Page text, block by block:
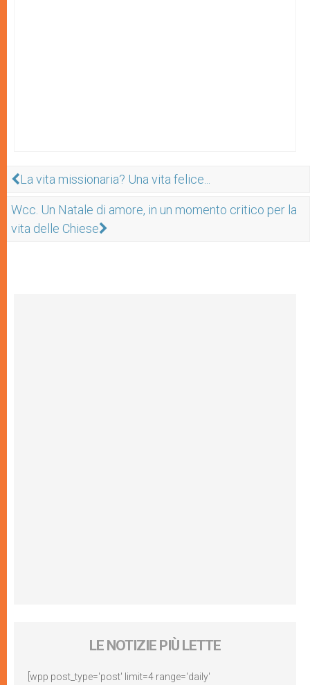
La vita missionaria? Una vita felice...
Wcc. Un Natale di amore, in un momento critico per la
vita delle Chiese
LE NOTIZIE PIÙ LETTE
[wpp post_type='post' limit=4 range='daily'